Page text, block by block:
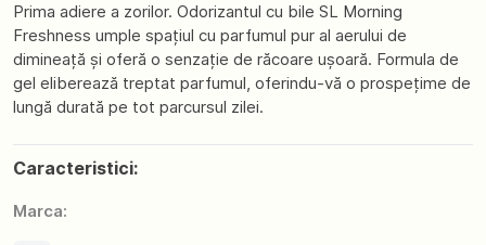
Prima adiere a zorilor. Odorizantul cu bile SL Morning
Freshness umple spațiul cu parfumul pur al aerului de
dimineață și oferă o senzație de răcoare ușoară. Formula de
gel eliberează treptat parfumul, oferindu-vă o prospețime de
lungă durată pe tot parcursul zilei.
Caracteristici:
Marca: